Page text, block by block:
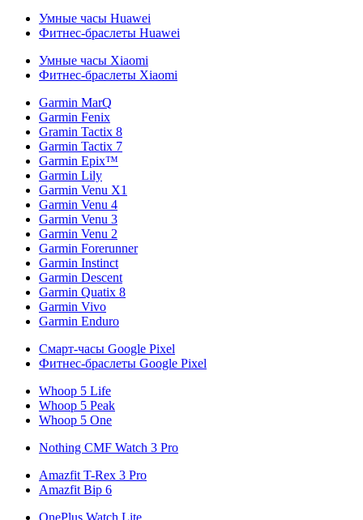
Умные часы Huawei
Фитнес-браслеты Huawei
Умные часы Xiaomi
Фитнес-браслеты Xiaomi
Garmin MarQ
Garmin Fenix
Gramin Tactix 8
Garmin Tactix 7
Garmin Epix™
Garmin Lily
Garmin Venu X1
Garmin Venu 4
Garmin Venu 3
Garmin Venu 2
Garmin Forerunner
Garmin Instinct
Garmin Descent
Garmin Quatix 8
Garmin Vivo
Garmin Enduro
Смарт-часы Google Pixel
Фитнес-браслеты Google Pixel
Whoop 5 Life
Whoop 5 Peak
Whoop 5 One
Nothing CMF Watch 3 Pro
Amazfit T-Rex 3 Pro
Amazfit Bip 6
OnePlus Watch Lite